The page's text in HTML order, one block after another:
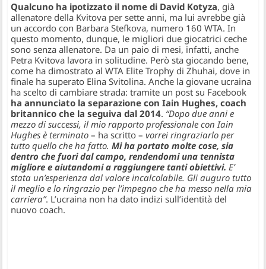
Qualcuno ha ipotizzato il nome di David Kotyza, già
allenatore della Kvitova per sette anni, ma lui avrebbe già
un accordo con Barbara Stefkova, numero 160 WTA. In
questo momento, dunque, le migliori due giocatrici ceche
sono senza allenatore. Da un paio di mesi, infatti, anche
Petra Kvitova lavora in solitudine. Però sta giocando bene,
come ha dimostrato al WTA Elite Trophy di Zhuhai, dove in
finale ha superato Elina Svitolina. Anche la giovane ucraina
ha scelto di cambiare strada: tramite un post su Facebook
ha annunciato la separazione con Iain Hughes, coach
britannico che la seguiva dal 2014. “Dopo due anni e
mezzo di successi, il mio rapporto professionale con Iain
Hughes è terminato – ha scritto –vorrei ringraziarlo per
tutto quello che ha fatto.Mi ha portato molte cose, sia
dentro che fuori dal campo, rendendomi una tennista
migliore e aiutandomi a raggiungere tanti obiettivi. E’
stata un’esperienza dal valore incalcolabile. Gli auguro tutto
il meglio e lo ringrazio per l’impegno che ha messo nella mia
carriera”. L’ucraina non ha dato indizi sull’identità del
nuovo coach.